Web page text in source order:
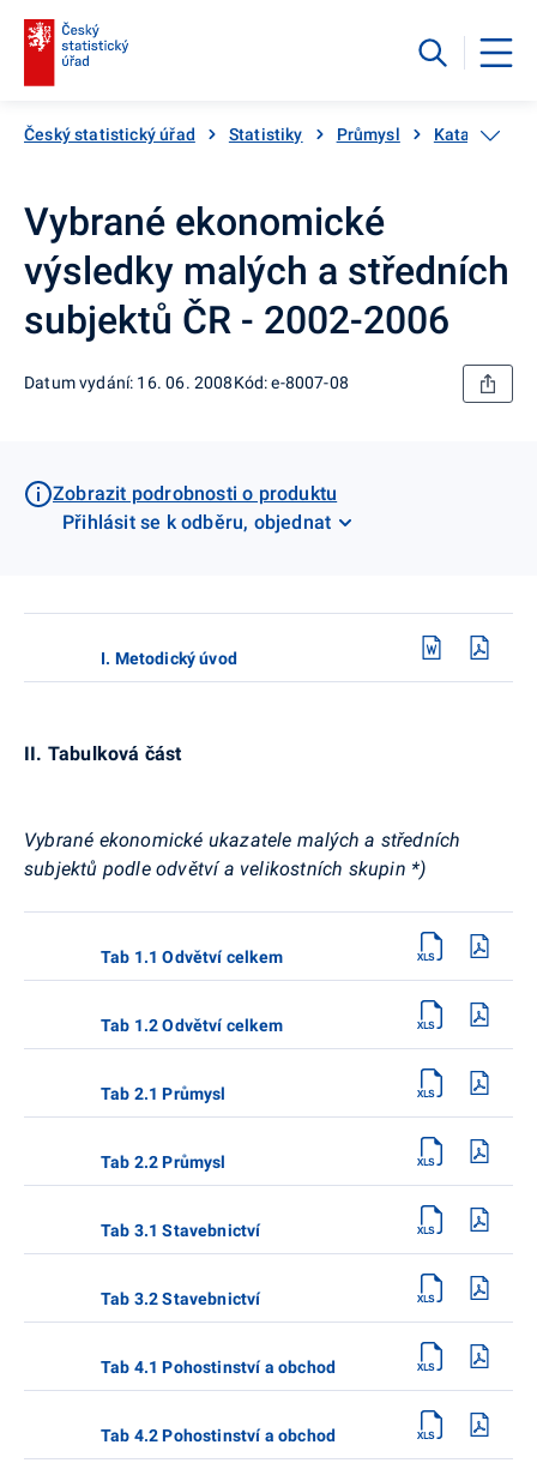
Český statistický úřad Statistiky Průmysl Katalog
Vybrané ekonomické
výsledky malých a středních
subjektů ČR - 2002-2006
Datum vydání: 16. 06. 2008Kód: e-8007-08
Zobrazit podrobnosti o produktu
Přihlásit se k odběru, objednat
I. Metodický úvod
II. Tabulková část
Vybrané ekonomické ukazatele malých a středních
subjektů podle odvětví a velikostních skupin *)
Tab 1.1 Odvětví celkem
Tab 1.2 Odvětví celkem
Tab 2.1 Průmysl
Tab 2.2 Průmysl
Tab 3.1 Stavebnictví
Tab 3.2 Stavebnictví
Tab 4.1 Pohostinství a obchod
Tab 4.2 Pohostinství a obchod